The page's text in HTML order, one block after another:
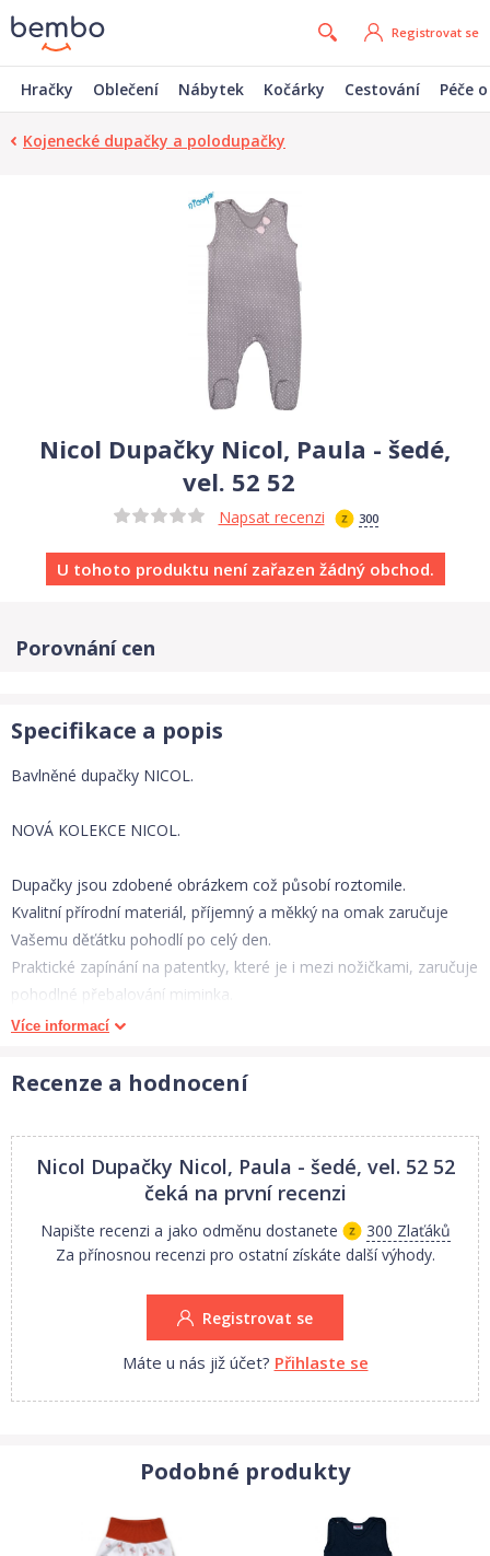
Registrovat se
Hračky Oblečení Nábytek Kočárky Cestování Péče
Kojenecké dupačky a polodupačky
Nicol Dupačky Nicol, Paula - šedé,
vel. 52 52
Napsat recenzi 300
U tohoto produktu není zařazen žádný obchod.
Porovnání cen
Specifikace a popis
Bavlněné dupačky NICOL.
NOVÁ KOLEKCE NICOL.
Dupačky jsou zdobené obrázkem což působí roztomile.
Kvalitní přírodní materiál, příjemný a měkký na omak zaručuje
Vašemu děťátku pohodlí po celý den.
Praktické zapínání na patentky, které je i mezi nožičkami, zaručuje
pohodlné přebalování miminka.
Rozměry:
Vel.52 délka - 43 cm, hrudník - 20 cm.
Vel.56 délka - 46 cm, hrudník - 22 cm.
Vel.62 délka - 49 cm, hrudník - 22 cm.
Vel.68 délka - 53 cm, hrudník - 24 cm.
Vel.74 délka - 56 cm, hrudník - 25 cm.
Rozměry se mohou minimálně lišit +- 0,5 cm-1,5 cm.
Proč oblečení NICOL?
Oblečení NICOL patří mezi oblíbené oblečení maminek.
Vše vyrobeno v nejlepší kvalitě s láskou.
Více informací
Recenze a hodnocení
Nicol Dupačky Nicol, Paula - šedé, vel. 52 52
čeká na první recenzi
Napište recenzi a jako odměnu dostanete
300 Zlaťáků
Za přínosnou recenzi pro ostatní získáte další výhody.
Registrovat se
Máte u nás již účet? Přihlaste se
Podobné produkty